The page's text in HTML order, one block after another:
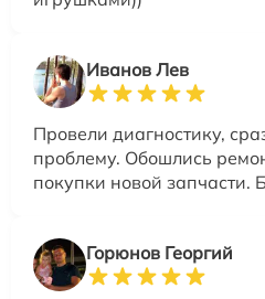
Иванов Лев
Провели диагностику,
проблему. Обошлись
покупки новой запчасти.
Горюнов Георгий